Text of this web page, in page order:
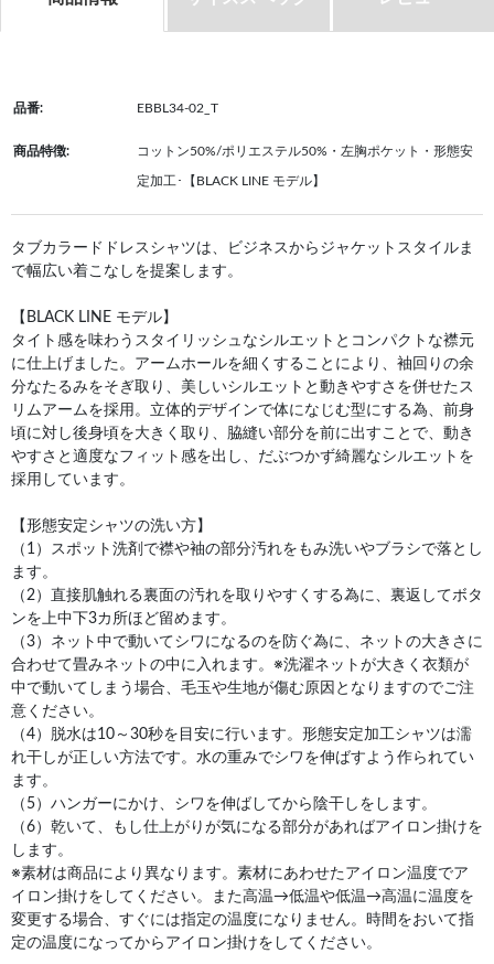
品番: EBBL34-02_T
商品特徴: コットン50%/ポリエステル50%・左胸ポケット・形態安
定加工･【BLACK LINE モデル】
タブカラードドレスシャツは、ビジネスからジャケットスタイルま
で幅広い着こなしを提案します。
【BLACK LINE モデル】
タイト感を味わうスタイリッシュなシルエットとコンパクトな襟元
に仕上げました。アームホールを細くすることにより、袖回りの余
分なたるみをそぎ取り、美しいシルエットと動きやすさを併せたス
リムアームを採用。立体的デザインで体になじむ型にする為、前身
頃に対し後身頃を大きく取り、脇縫い部分を前に出すことで、動き
やすさと適度なフィット感を出し、だぶつかず綺麗なシルエットを
採用しています。
【形態安定シャツの洗い方】
（1）スポット洗剤で襟や袖の部分汚れをもみ洗いやブラシで落とし
ます。
（2）直接肌触れる裏面の汚れを取りやすくする為に、裏返してボタ
ンを上中下3カ所ほど留めます。
（3）ネット中で動いてシワになるのを防ぐ為に、ネットの大きさに
合わせて畳みネットの中に入れます。※洗濯ネットが大きく衣類が
中で動いてしまう場合、毛玉や生地が傷む原因となりますのでご注
意ください。
（4）脱水は10～30秒を目安に行います。形態安定加工シャツは濡
れ干しが正しい方法です。水の重みでシワを伸ばすよう作られてい
ます。
（5）ハンガーにかけ、シワを伸ばしてから陰干しをします。
（6）乾いて、もし仕上がりが気になる部分があればアイロン掛けを
します。
※素材は商品により異なります。素材にあわせたアイロン温度でア
イロン掛けをしてください。また高温→低温や低温→高温に温度を
変更する場合、すぐには指定の温度になりません。時間をおいて指
定の温度になってからアイロン掛けをしてください。